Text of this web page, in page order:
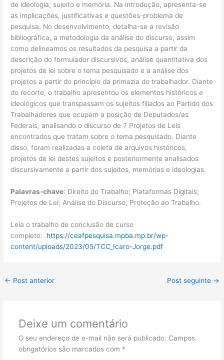
de ideologia, sujeito e memória. Na introdução, apresenta-se
as implicações, justificativas e questões-problema de
pesquisa. No desenvolvimento, detalha-se a revisão
bibliográfica, a metodologia da análise do discurso, assim
como delineamos os resultados da pesquisa a partir da
descrição do formulador discursivos, análise quantitativa dos
projetos de lei sobre o tema pesquisado e a análise dos
projetos a partir do princípio da primazia do trabalhador. Diante
do recorte, o trabalho apresentou os elementos históricos e
ideológicos que transpassam os sujeitos filiados ao Partido dos
Trabalhadores que ocupam a posição de Deputados/as
Federais, analisando o discurso de 7 Projetos de Leis
encontrados que tratam sobre o tema pesquisado. Diante
disso, foram realizadas a coleta de arquivos históricos,
projetos de lei destes sujeitos e posteriormente analisados
discursivamente a partir dos sujeitos, memórias e ideologias.
Palavras-chave: Direito do Trabalho; Plataformas Digitais;
Projetos de Lei; Análise do Discurso; Proteção ao Trabalho.
Leia o trabalho de conclusão de curso
completo: https://ceafpesquisa.mpba.mp.br/wp-
content/uploads/2023/05/TCC_Icaro-Jorge.pdf
← Post anterior Post seguinte →
Deixe um comentário
O seu endereço de e-mail não será publicado. Campos
obrigatórios são marcados com *